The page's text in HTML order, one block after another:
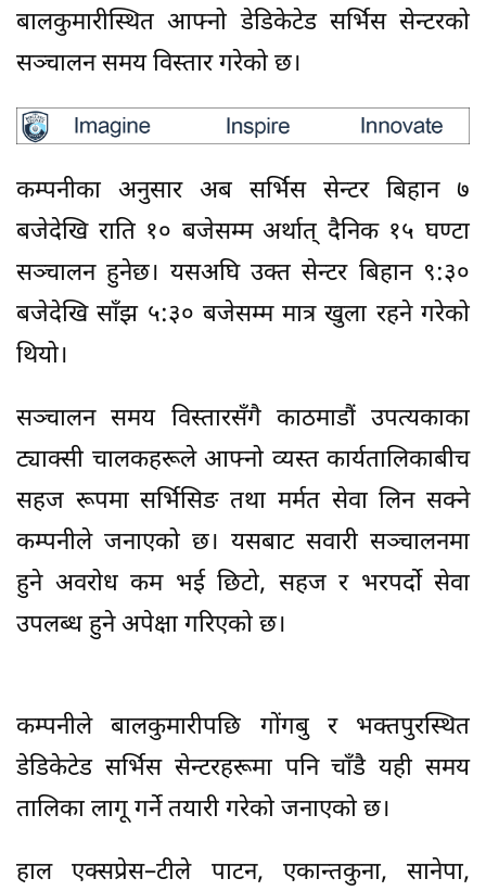
बालकुमारीस्थित आफ्नो डेडिकेटेड सर्भिस सेन्टरको
सञ्चालन समय विस्तार गरेको छ।
कम्पनीका अनुसार अब सर्भिस सेन्टर बिहान ७
बजेदेखि राति १० बजेसम्म अर्थात् दैनिक १५ घण्टा
सञ्चालन हुनेछ। यसअघि उक्त सेन्टर बिहान ९:३०
बजेदेखि साँझ ५:३० बजेसम्म मात्र खुला रहने गरेको
थियो।
सञ्चालन समय विस्तारसँगै काठमाडौं उपत्यकाका
ट्याक्सी चालकहरूले आफ्नो व्यस्त कार्यतालिकाबीच
सहज रूपमा सर्भिसिङ तथा मर्मत सेवा लिन सक्ने
कम्पनीले जनाएको छ। यसबाट सवारी सञ्चालनमा
हुने अवरोध कम भई छिटो, सहज र भरपर्दो सेवा
उपलब्ध हुने अपेक्षा गरिएको छ।
कम्पनीले बालकुमारीपछि गोंगबु र भक्तपुरस्थित
डेडिकेटेड सर्भिस सेन्टरहरूमा पनि चाँडै यही समय
तालिका लागू गर्ने तयारी गरेको जनाएको छ।
हाल एक्सप्रेस–टीले पाटन, एकान्तकुना, सानेपा,